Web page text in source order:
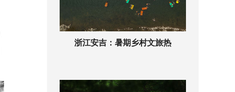
浙江安吉：暑期乡村文旅热